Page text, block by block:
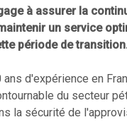
à assurer la
un service
période de
d'expérience en
du secteur
la sécurité de